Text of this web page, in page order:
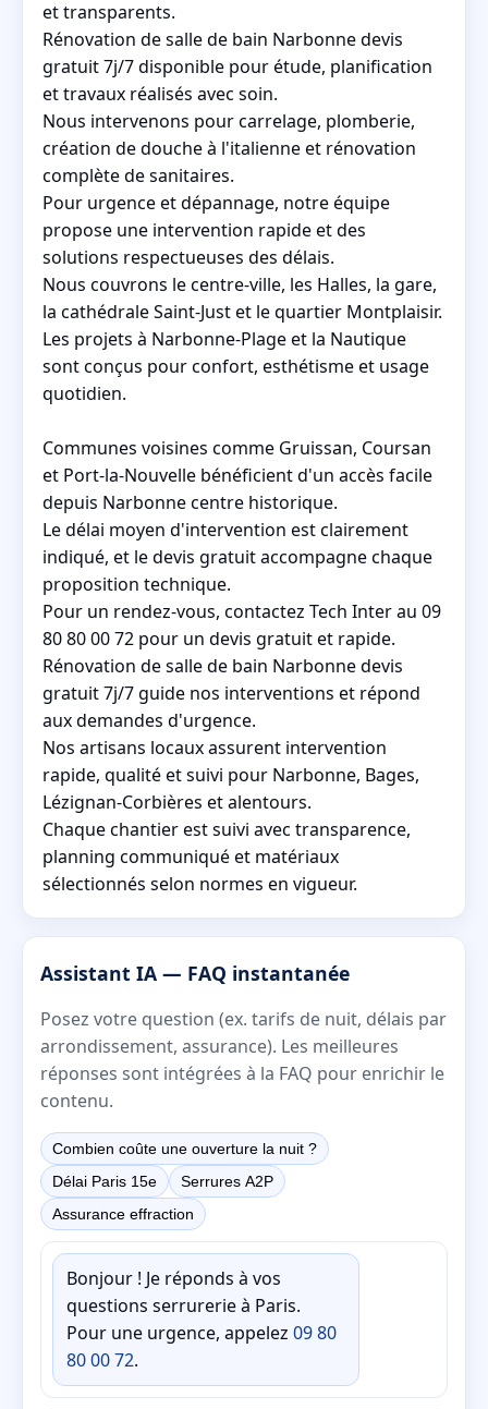
et transparents.
Rénovation de salle de bain Narbonne devis
gratuit 7j/7 disponible pour étude, planification
et travaux réalisés avec soin.
Nous intervenons pour carrelage, plomberie,
création de douche à l'italienne et rénovation
complète de sanitaires.
Pour urgence et dépannage, notre équipe
propose une intervention rapide et des
solutions respectueuses des délais.
Nous couvrons le centre-ville, les Halles, la gare,
la cathédrale Saint-Just et le quartier Montplaisir.
Les projets à Narbonne-Plage et la Nautique
sont conçus pour confort, esthétisme et usage
quotidien.
Communes voisines comme Gruissan, Coursan
et Port-la-Nouvelle bénéficient d'un accès facile
depuis Narbonne centre historique.
Le délai moyen d'intervention est clairement
indiqué, et le devis gratuit accompagne chaque
proposition technique.
Pour un rendez-vous, contactez Tech Inter au 09
80 80 00 72 pour un devis gratuit et rapide.
Rénovation de salle de bain Narbonne devis
gratuit 7j/7 guide nos interventions et répond
aux demandes d'urgence.
Nos artisans locaux assurent intervention
rapide, qualité et suivi pour Narbonne, Bages,
Lézignan-Corbières et alentours.
Chaque chantier est suivi avec transparence,
planning communiqué et matériaux
sélectionnés selon normes en vigueur.
Assistant IA — FAQ instantanée
Posez votre question (ex. tarifs de nuit, délais par
arrondissement, assurance). Les meilleures
réponses sont intégrées à la FAQ pour enrichir le
contenu.
Combien coûte une ouverture la nuit ?
Délai Paris 15e
Serrures A2P
Assurance effraction
Bonjour ! Je réponds à vos
questions serrurerie à Paris.
Pour une urgence, appelez 09 80
80 00 72.